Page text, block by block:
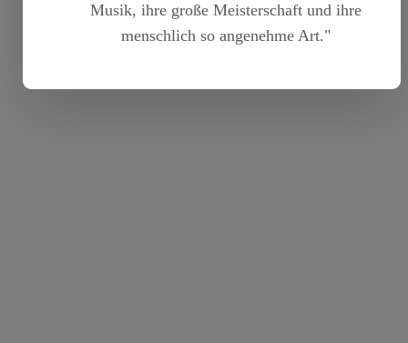
Musik, ihre große Meisterschaft und ihre
menschlich so angenehme Art."